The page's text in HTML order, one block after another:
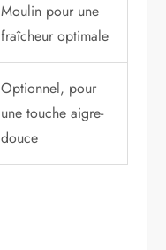
Moulin pour une
fraîcheur optimale
Optionnel, pour
une touche aigre-
douce